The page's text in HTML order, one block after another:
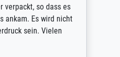
verpackt, so dass es
ankam. Es wird nicht
sein. Vielen